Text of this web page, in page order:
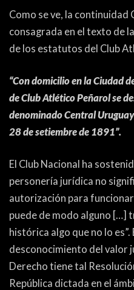
Como se ve, la continuidad
consagrada en el texto de
de los estatutos del Club
“Con domicilio en la Ciudad
de Club Atlético Peñarol se
denominado Central
28 de setiembre de 1891”.
El Club Nacional ha
personería jurídica no
autorización para
puede de modo alguno […]
histórica algo que no lo
desconocimiento del valor
Derecho tiene tal
República dictada en el